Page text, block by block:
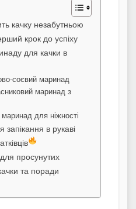
качку незабутньою
крок до успіху
для качки в
соєвий маринад
маринад з
для ніжності
запікання в рукаві
для просунутих
та поради